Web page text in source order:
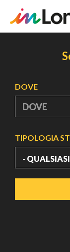
DOVE
TIPOLOGIA